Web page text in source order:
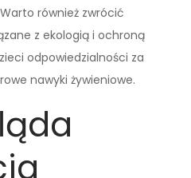
również zwrócić
z ekologią i ochroną
odpowiedzialności za
nawyki żywieniowe.